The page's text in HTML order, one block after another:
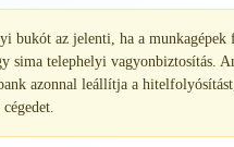
bukót az jelenti, ha a
sima telephelyi vagyonbiztosítás.
azonnal leállítja a